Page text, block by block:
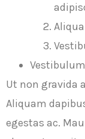
Ut non gravida
Aliquam
egestas ac.